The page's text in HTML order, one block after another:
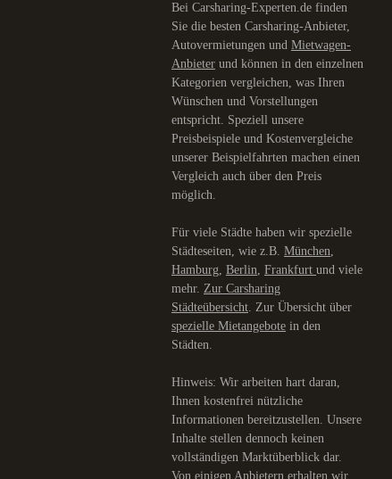
Bei Carsharing-Experten.de finden
Sie die besten Carsharing-Anbieter,
Autovermietungen und Mietwagen-
Anbieter und können in den einzelnen
Kategorien vergleichen, was Ihren
Wünschen und Vorstellungen
entspricht. Speziell unsere
Preisbeispiele und Kostenvergleiche
unserer Beispielfahrten machen einen
Vergleich auch über den Preis
möglich.
Für viele Städte haben wir spezielle
Städteseiten, wie z.B. München,
Hamburg, Berlin, Frankfurt und viele
mehr. Zur Carsharing
Städteübersicht. Zur Übersicht über
spezielle Mietangebote in den
Städten.
Hinweis: Wir arbeiten hart daran,
Ihnen kostenfrei nützliche
Informationen bereitzustellen. Unsere
Inhalte stellen dennoch keinen
vollständigen Marktüberblick dar.
Von einigen Anbietern erhalten wir